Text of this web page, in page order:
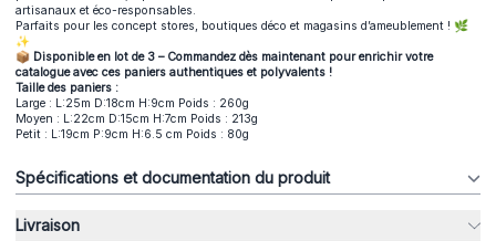
artisanaux et éco-responsables.
Parfaits pour les concept stores, boutiques déco et magasins d’ameublement ! 🌿
✨
📦 Disponible en lot de 3 – Commandez dès maintenant pour enrichir votre
catalogue avec ces paniers authentiques et polyvalents !
Taille des paniers :
Large : L:25m D:18cm H:9cm Poids : 260g
Moyen : L:22cm D:15cm H:7cm Poids : 213g
Petit : L:19cm P:9cm H:6.5 cm Poids : 80g
Spécifications et documentation du produit
Livraison